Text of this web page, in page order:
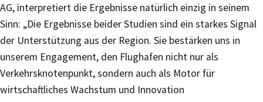
AG, interpretiert die Ergebnisse natürlich einzig in seinem
Sinn: „Die Ergebnisse beider Studien sind ein starkes Signal
der Unterstützung aus der Region. Sie bestärken uns in
unserem Engagement, den Flughafen nicht nur als
Verkehrsknotenpunkt, sondern auch als Motor für
wirtschaftliches Wachstum und Innovation